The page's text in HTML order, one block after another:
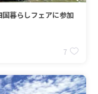
国暮らしフェアに参加
7